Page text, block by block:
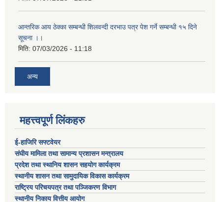
आन्तरिक आय ठेक्का सम्बन्धी शिलवन्दी दरभाउ पत्र पेश गर्ने सम्बन्धी १५ दिने
सूचना ।।
मिति: 07/03/2026 - 11:18
अन्य
महत्त्वपूर्ण लिंकहरु
ई-हाजिरि सफ्टवेयर
संघीय मामिला तथा सामान्य प्रशासन मन्त्रालय
प्रदेश तथा स्थानिय शासन सहयोग कार्यक्रम
स्थानीय शासन तथा सामुदायिक विकास कार्यक्रम
राष्ट्रिय परिचयपत्र तथा पञ्जिकरण विभाग
स्थानीय निकाय वित्तीय आयोग